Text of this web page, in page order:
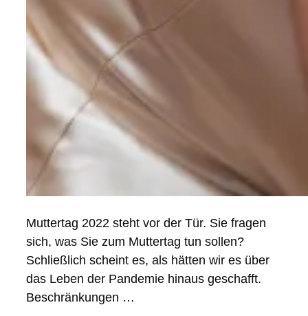
Muttertag 2022 steht vor der Tür. Sie fragen
sich, was Sie zum Muttertag tun sollen?
Schließlich scheint es, als hätten wir es über
das Leben der Pandemie hinaus geschafft.
Beschränkungen …